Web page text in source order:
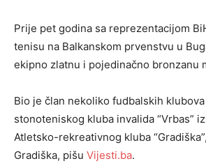
Prije pet godina sa reprezentacijom
tenisu na Balkanskom prvenstvu u
ekipno zlatnu i pojedinačno bronzanu
Bio je član nekoliko fudbalskih
stonoteniskog kluba invalida “Vrbas”
Atletsko-rekreativnog kluba
Gradiška, pišu Vijesti.ba.